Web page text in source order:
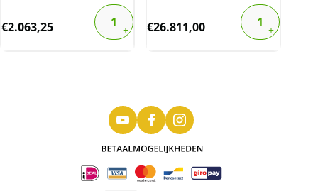
€2.063,25 €26.811,00